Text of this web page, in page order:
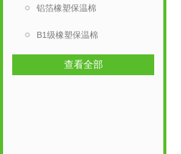
铝箔橡塑保温棉
B1级橡塑保温棉
查看全部